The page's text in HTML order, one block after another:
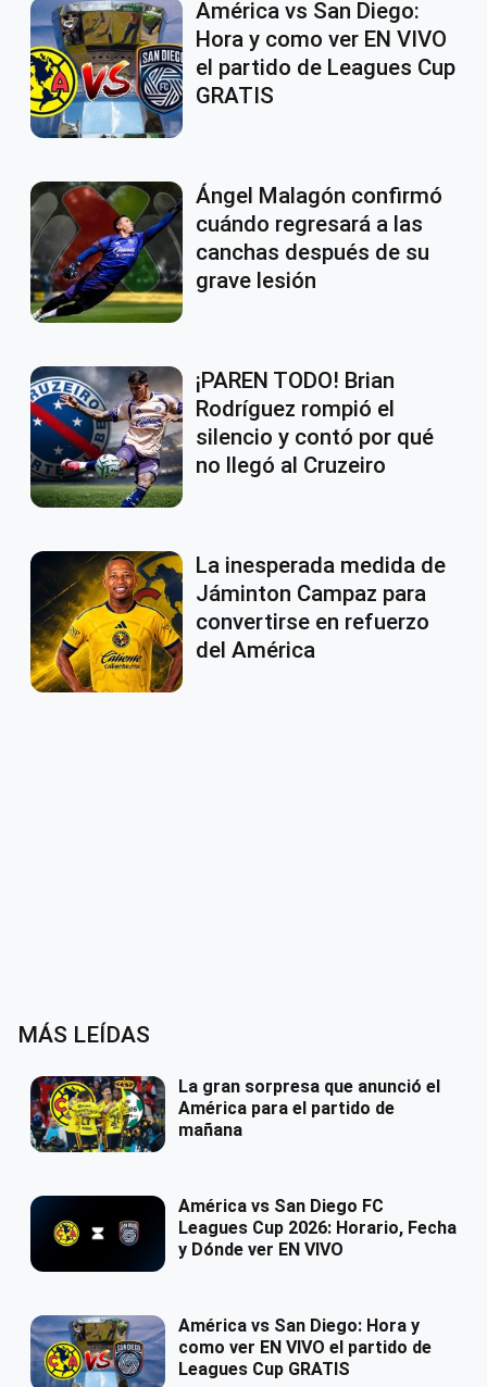
América vs San Diego:
Hora y como ver EN VIVO
el partido de Leagues Cup
GRATIS
Ángel Malagón confirmó
cuándo regresará a las
canchas después de su
grave lesión
¡PAREN TODO! Brian
Rodríguez rompió el
silencio y contó por qué
no llegó al Cruzeiro
La inesperada medida de
Jáminton Campaz para
convertirse en refuerzo
del América
MÁS LEÍDAS
La gran sorpresa que anunció el
América para el partido de
mañana
América vs San Diego FC
Leagues Cup 2026: Horario, Fecha
y Dónde ver EN VIVO
América vs San Diego: Hora y
como ver EN VIVO el partido de
Leagues Cup GRATIS